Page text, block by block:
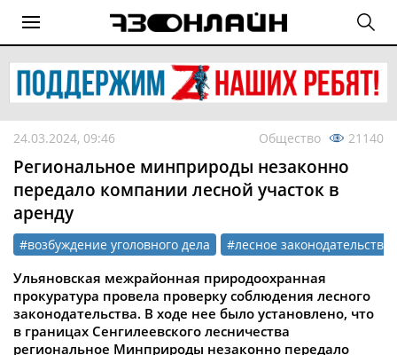
24.03.2024, 09:46 Общество 21140
Региональное минприроды незаконно
передало компании лесной участок в
аренду
#возбуждение уголовного дела #лесное законодательство
Ульяновская межрайонная природоохранная
прокуратура провела проверку соблюдения лесного
законодательства. В ходе нее было установлено, что
в границах Сенгилеевского лесничества
региональное Минприроды незаконно передало